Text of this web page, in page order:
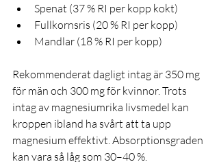
Spenat (37 % RI per kopp kokt)
Fullkornsris (20 % RI per kopp)
Mandlar (18 % RI per kopp)
Rekommenderat dagligt intag är 350 mg
för män och 300 mg för kvinnor. Trots
intag av magnesiumrika livsmedel kan
kroppen ibland ha svårt att ta upp
magnesium effektivt. Absorptionsgraden
kan vara så låg som 30–40 %.